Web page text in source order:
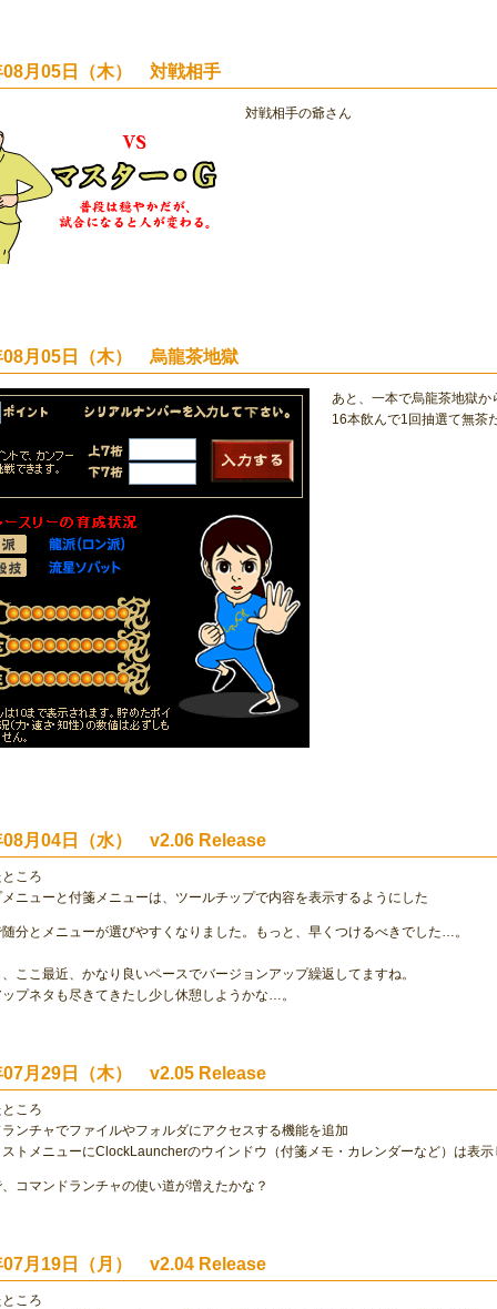
08月05日（木） 対戦相手
対戦相手の爺さん
08月05日（木） 烏龍茶地獄
あと、一本で烏龍茶地獄か
16本飲んで1回抽選て無茶
08月04日（水） v2.06 Release
ころ
ニューと付箋メニューは、ツールチップで内容を表示するようにした
分とメニューが選びやすくなりました。もっと、早くつけるべきでした…。
ここ最近、かなり良いペースでバージョンアップ繰返してますね。
プネタも尽きてきたし少し休憩しようかな…。
07月29日（木） v2.05 Release
ころ
ンチャでファイルやフォルダにアクセスする機能を追加
トメニューにClockLauncherのウインドウ（付箋メモ・カレンダーなど）は表示
コマンドランチャの使い道が増えたかな？
07月19日（月） v2.04 Release
ころ